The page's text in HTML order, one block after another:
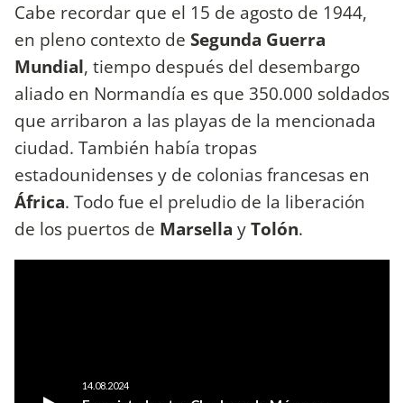
Cabe recordar que el 15 de agosto de 1944,
en pleno contexto de Segunda Guerra
Mundial, tiempo después del desembargo
aliado en Normandía es que 350.000 soldados
que arribaron a las playas de la mencionada
ciudad. También había tropas
estadounidenses y de colonias francesas en
África. Todo fue el preludio de la liberación
de los puertos de Marsella yTolón.